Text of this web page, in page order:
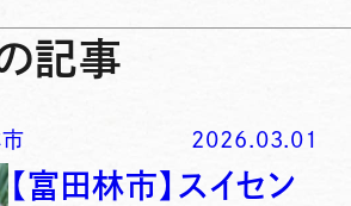
記事
2026.03.01
【富田林市】スイセン